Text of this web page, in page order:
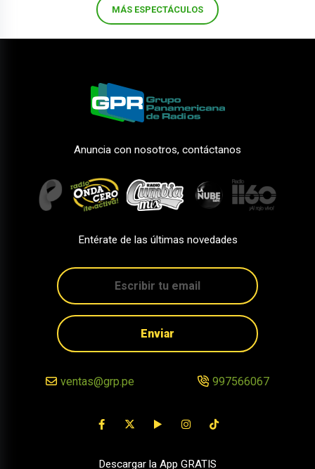
MÁS ESPECTÁCULOS
Anuncia con nosotros, contáctanos
Entérate de las últimas novedades
Enviar
ventas@grp.pe 997566067
Descargar la App GRATIS